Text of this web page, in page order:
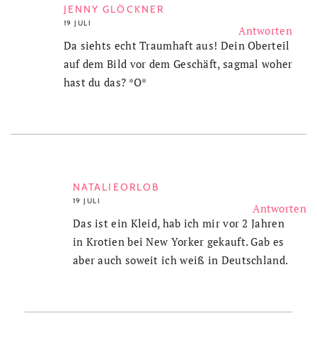
JENNY GLÖCKNER
19 JULI
Da siehts echt Traumhaft aus! Dein Oberteil
auf dem Bild vor dem Geschäft, sagmal woher
hast du das? *O*
NATALIEORLOB
19 JULI
Antworten
Das ist ein Kleid, hab ich mir vor 2 Jahren
in Krotien bei New Yorker gekauft. Gab es
aber auch soweit ich weiß in Deutschland.
Antworten